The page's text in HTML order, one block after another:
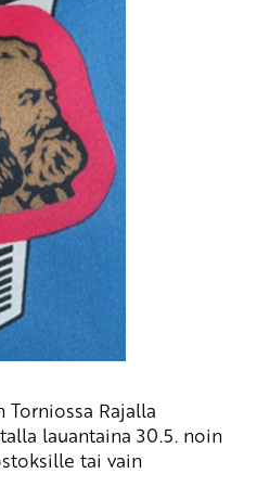
Rajalla
lauantaina 30.5. noin
tai vain